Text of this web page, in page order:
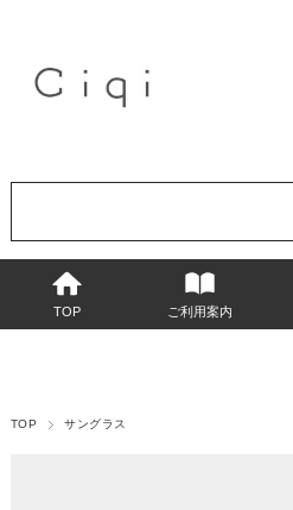
TOP ご利用案内
TOP サングラス